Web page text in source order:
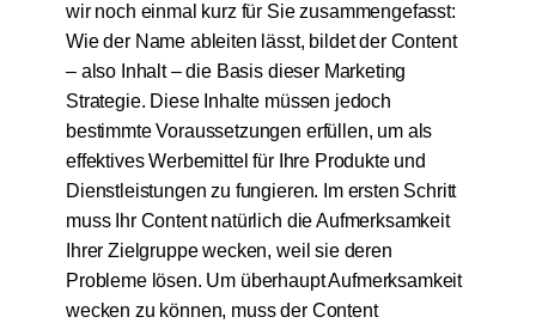
wir noch einmal kurz für Sie zusammengefasst:
Wie der Name ableiten lässt, bildet der Content
– also Inhalt – die Basis dieser Marketing
Strategie. Diese Inhalte müssen jedoch
bestimmte Voraussetzungen erfüllen, um als
effektives Werbemittel für Ihre Produkte und
Dienstleistungen zu fungieren. Im ersten Schritt
muss Ihr Content natürlich die Aufmerksamkeit
Ihrer Zielgruppe wecken, weil sie deren
Probleme lösen. Um überhaupt Aufmerksamkeit
wecken zu können, muss der Content